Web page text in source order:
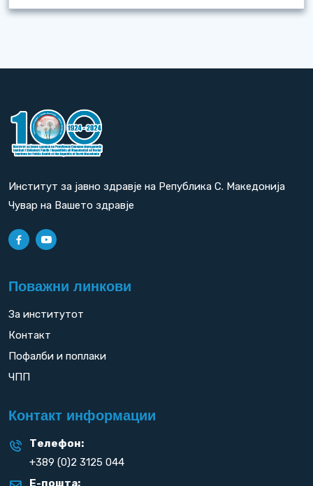
Институт за јавно здравје на Република С. Македонија
Чувар на Вашето здравје
Поважни линкови
За институтот
Контакт
Пофалби и поплаки
ЧПП
Контакт информации
Телефон:
+389 (0)2 3125 044
Е-пошта: